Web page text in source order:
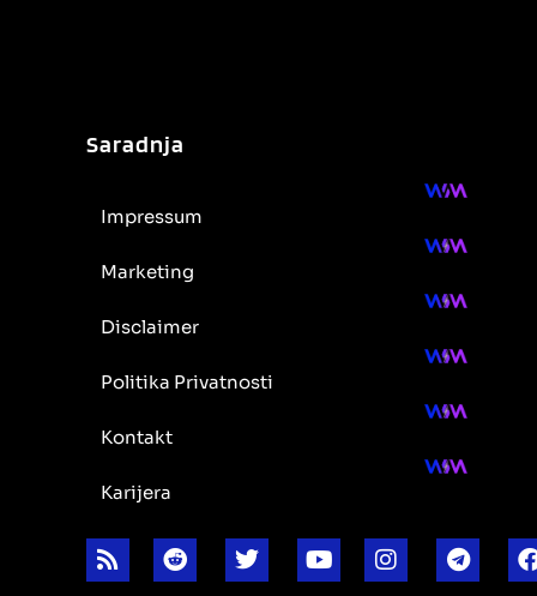
Saradnja
Impressum
Marketing
Disclaimer
Politika Privatnosti
Kontakt
Karijera
R
s
R
e
T
w
Y
o
I
n
T
e